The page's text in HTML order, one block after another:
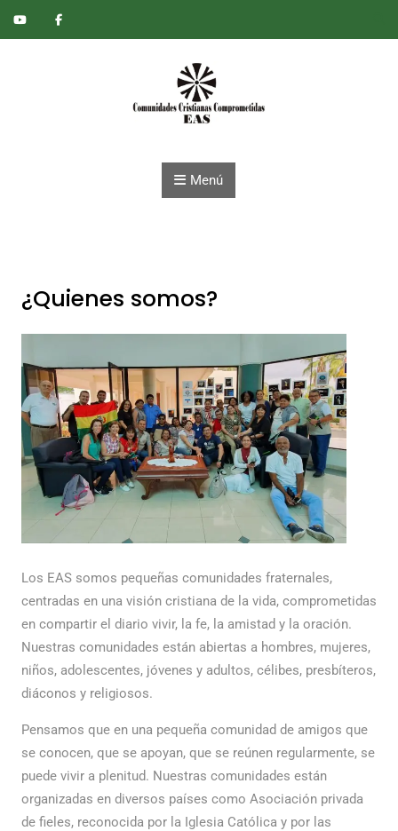
Saltar al contenido
Menú
¿Quienes somos?
Los EAS somos pequeñas comunidades fraternales,
centradas en una visión cristiana de la vida, comprometidas
en compartir el diario vivir, la fe, la amistad y la oración.
Nuestras comunidades están abiertas a hombres, mujeres,
niños, adolescentes, jóvenes y adultos, célibes, presbíteros,
diáconos y religiosos.
Pensamos que en una pequeña comunidad de amigos que
se conocen, que se apoyan, que se reúnen regularmente, se
puede vivir a plenitud. Nuestras comunidades están
organizadas en diversos países como Asociación privada
de fieles, reconocida por la Iglesia Católica y por las